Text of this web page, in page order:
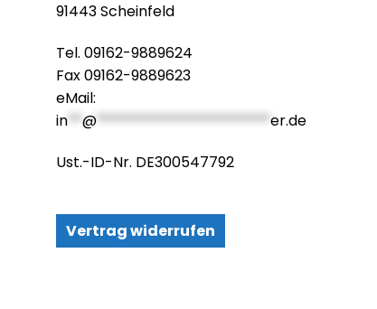
91443 Scheinfeld
Tel. 09162-9889624
Fax 09162-9889623
eMail:
in**@************************er.de
Ust.-ID-Nr. DE300547792
Vertrag widerrufen